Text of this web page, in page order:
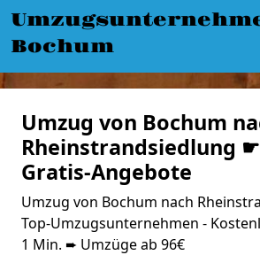
Bochum
Umzug von Bochum
Rheinstrandsiedlung ☛
Gratis-Angebote
Umzug von Bochum nach
Top-Umzugsunternehmen -
1 Min. ➨ Umzüge ab 96€